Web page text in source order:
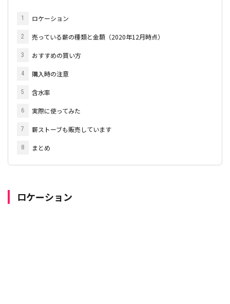
1 ロケーション
2 売っている薪の種類と金額（2020年12月時点）
3 おすすめの買い方
4 購入時の注意
5 含水率
6 実際に使ってみた
7 薪ストーブも販売しています
8 まとめ
ロケーション